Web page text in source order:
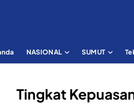
NASIONAL SUMUT
Tingkat